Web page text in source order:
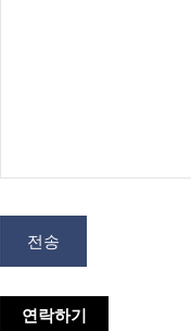
전송
연락하기